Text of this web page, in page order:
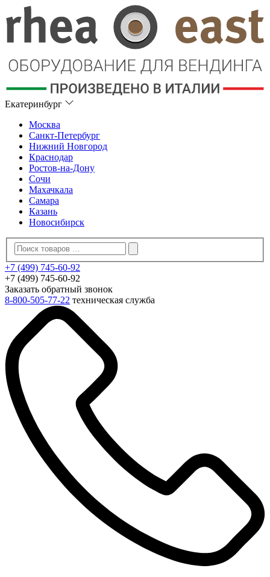
Екатеринбург
Москва
Санкт-Петербург
Нижний Новгород
Краснодар
Ростов-на-Дону
Сочи
Махачкала
Самара
Казань
Новосибирск
+7 (499) 745-60-92
+7 (499) 745-60-92
Заказать обратный звонок
8-800-505-77-22 техническая служба